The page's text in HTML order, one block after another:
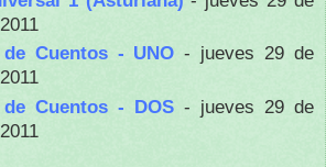
Cuentos - UNO - jueves 29 de
Cuentos - DOS - jueves 29 de